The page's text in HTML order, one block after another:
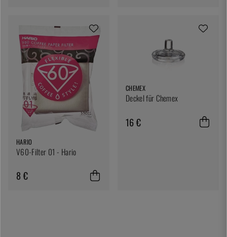
HARIO
V60-Filter 01 - Hario
8 €
CHEMEX
Deckel für Chemex
16 €